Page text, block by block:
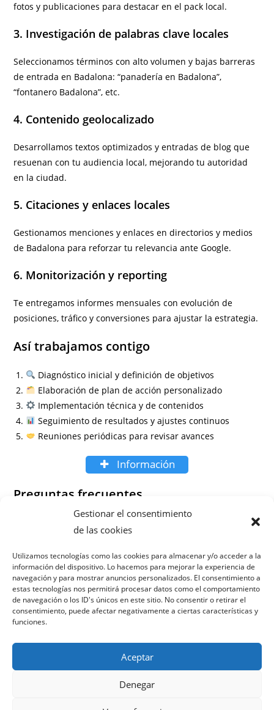
Gestionar el consentimiento
de las cookies
Utilizamos tecnologías como las cookies para almacenar y/o acceder a la
información del dispositivo. Lo hacemos para mejorar la experiencia de
navegación y para mostrar anuncios personalizados. El consentimiento a
estas tecnologías nos permitirá procesar datos como el comportamiento
de navegación o los ID's únicos en este sitio. No consentir o retirar el
consentimiento, puede afectar negativamente a ciertas características y
funciones.
Aceptar
Denegar
fotos y publicaciones para destacar en el pack local.
3. Investigación de palabras clave locales
Seleccionamos términos con alto volumen y bajas barreras
de entrada en Badalona: “panadería en Badalona”,
“fontanero Badalona”, etc.
4. Contenido geolocalizado
Desarrollamos textos optimizados y entradas de blog que
resuenan con tu audiencia local, mejorando tu autoridad
en la ciudad.
5. Citaciones y enlaces locales
Gestionamos menciones y enlaces en directorios y medios
de Badalona para reforzar tu relevancia ante Google.
6. Monitorización y reporting
Te entregamos informes mensuales con evolución de
posiciones, tráfico y conversiones para ajustar la estrategia.
Así trabajamos contigo
Diagnóstico inicial y definición de objetivos
Elaboración de plan de acción personalizado
Implementación técnica y de contenidos
Seguimiento de resultados y ajustes continuos
Reuniones periódicas para revisar avances
Información
Preguntas frecuentes
¿Cuánto tiempo tardo en ver resultados de SEO local en
¿Puedo combinar SEO local con publicidad en Google
Ads?
¿Necesito un sitio web nuevo?
¿Cómo gestionan las reseñas y opiniones de clientes?
¿Hay permanencia mínima en el servicio?